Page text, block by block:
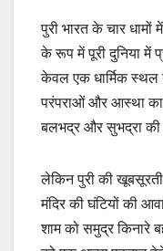
पुरी भारत के चार
के रूप में पूरी दुनिया में
केवल एक धार्मिक स्थल
परंपराओं और आस्था का
बलभद्र और सुभद्रा की
लेकिन पुरी की
मंदिर की घंटियों की
शाम को समुद्र किनारे